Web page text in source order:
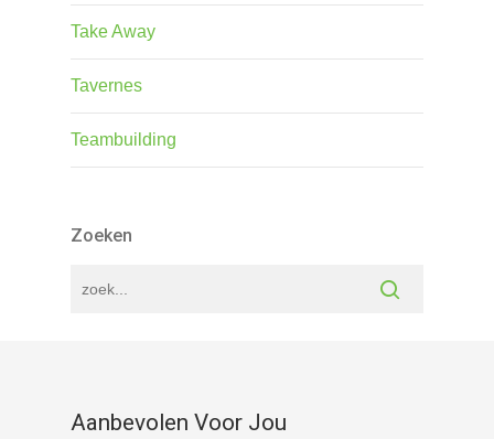
Take Away
Tavernes
Teambuilding
Zoeken
Aanbevolen Voor Jou